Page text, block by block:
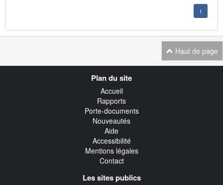
1
Haut de page
Plan du site
Accueil
Rapports
Porte-documents
Nouveautés
Aide
Accessibilité
Mentions légales
Contact
Les sites publics